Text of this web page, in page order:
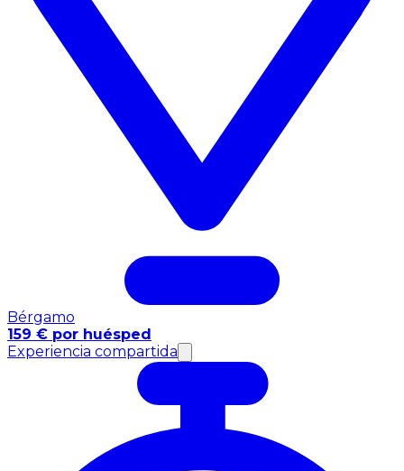
Bérgamo
159 € por huésped
Experiencia compartida